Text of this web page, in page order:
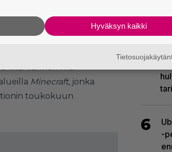
Vanhemman
Minecraft, jonka
toukokuun
5
6
-
Hyväksyn kaikki